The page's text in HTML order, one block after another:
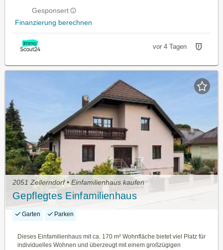
Gesponsert
Finanzierung berechnen
vor 4 Tagen
2051 Zellerndorf • Einfamilienhaus kaufen
Gepflegtes Einfamilienhaus
Garten Parken
Dieses Einfamilienhaus mit ca. 170 m² Wohnfläche bietet viel Platz für
individuelles Wohnen und überzeugt mit einem großzügigen